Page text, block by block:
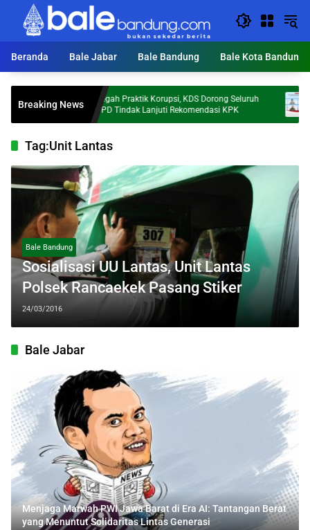
Langsung
konten
Beranda
Bale Jabar Bale Bandung Bale Kota Bandung
Breaking NewsCegah Praktik Korupsi, KDS Dorong Seluruh
OPD Tindak Lanjuti Rekomendasi KPK
Tag:Unit Lantas
Bale Bandung
Sosialisasi UU Lantas, Unit Lantas
Polsek Rancaekek Pasang Stiker
24/03/2016
Bale Jabar
Menjaga Marwah PWI Jawa Barat di Era AI: Tantangan Berat
yang Menuntut Solidaritas Lintas Generasi